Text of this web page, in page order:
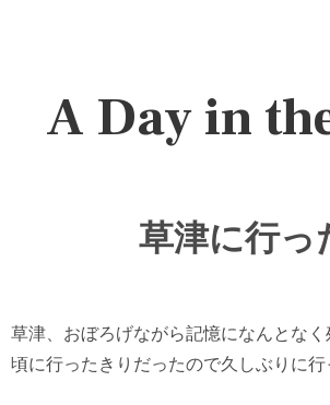
A Day in
草津に行っ
草津、おぼろげながら記憶になんとな
頃に行ったきりだったので久しぶりに行